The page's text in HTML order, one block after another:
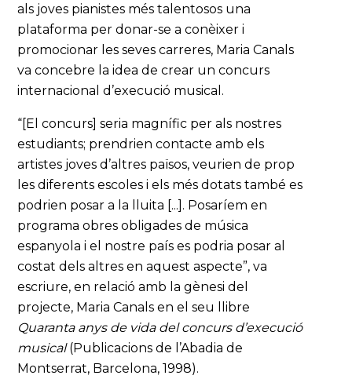
als joves pianistes més talentosos una
plataforma per donar-se a conèixer i
promocionar les seves carreres, Maria Canals
va concebre la idea de crear un concurs
internacional d’execució musical.
“[El concurs] seria magnífic per als nostres
estudiants; prendrien contacte amb els
artistes joves d’altres països, veurien de prop
les diferents escoles i els més dotats també es
podrien posar a la lluita [...]. Posaríem en
programa obres obligades de música
espanyola i el nostre país es podria posar al
costat dels altres en aquest aspecte”, va
escriure, en relació amb la gènesi del
projecte, Maria Canals en el seu llibre
Quaranta anys de vida del concurs d’execució
musical(Publicacions de l’Abadia de
Montserrat, Barcelona, 1998).